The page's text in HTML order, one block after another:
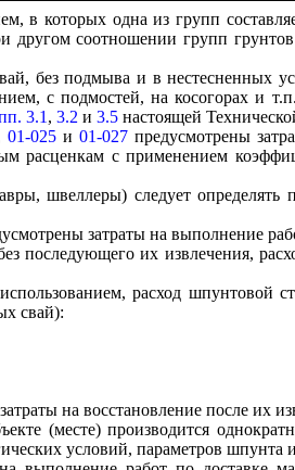
в которых одна из групп
соотношении групп
без подмыва и в нестесненных
с подмостей, на косогорах и
3.1 , 3.2 и 3.5 настоящей
01-025 и01-027 предусмотрены
расценкам с применением
швеллеры) следует
затраты на выполнение
их извлечения,
расход шпунтовой
свай):
на восстановление после их
(месте) производится
условий, параметров шпунта